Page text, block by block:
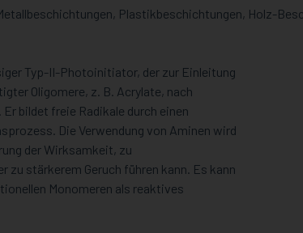
Plastikbeschichtungen, Holz-
Typ-II-Photoinitiator, der zur Einleitung
Oligomere, z. B. Acrylate, nach
bildet freie Radikale durch einen
Die Verwendung von Aminen wird
der Wirksamkeit, zu
zu stärkerem Geruch führen kann. Es kann
Monomeren als reaktives